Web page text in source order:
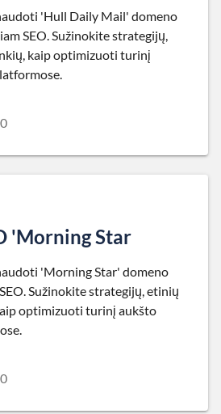
'Hull Daily Mail' domeno
SEO. Sužinokite strategijų,
kaip optimizuoti turinį
'Morning Star
'Morning Star' domeno
Sužinokite strategijų, etinių
optimizuoti turinį aukšto